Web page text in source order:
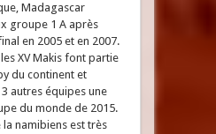
Madagascar
groupe 1 A après
en 2005 et en 2007.
XV Makis font partie
du continent et
autres équipes une
du monde de 2015.
namibiens est très